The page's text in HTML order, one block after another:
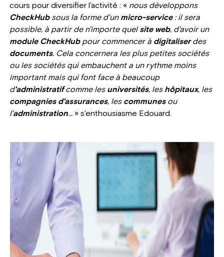
cours pour diversifier l'activité : « nous développons
CheckHubsous la forme d'un micro-service: il sera
possible, à partir de n'importe quel site web, d'avoir un
module CheckHubpour commencer à digitaliserdes
documents. Cela concernera les plus petites sociétés
ou les sociétés qui embauchent a un rythme moins
important mais qui font face à beaucoup
d'administratifcomme les universités, les hôpitaux, les
compagnies d'assurances, les communesou
l'administration...» s'enthousiasme Edouard.